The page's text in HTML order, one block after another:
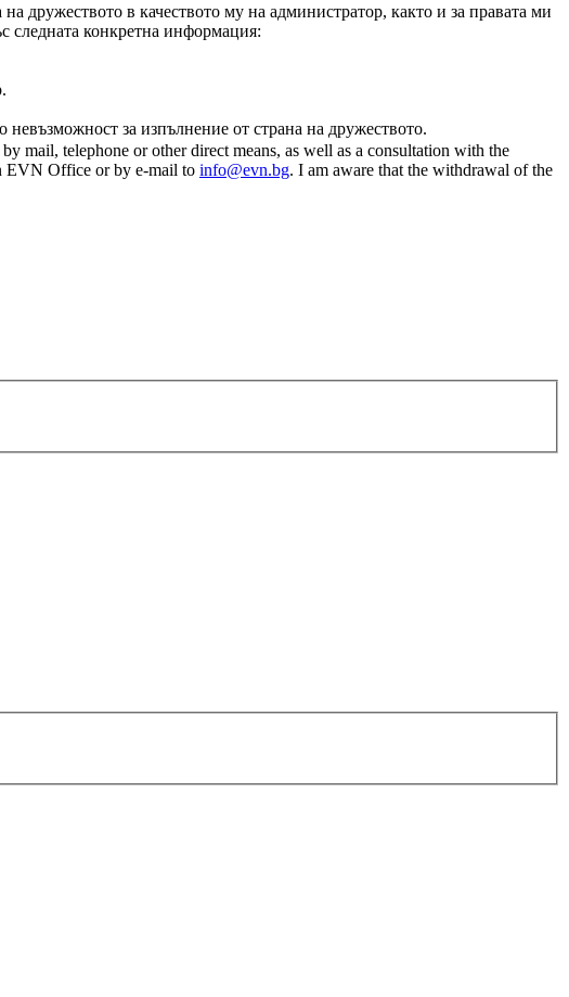
дружеството в качеството му на администратор, както и за правата ми
следната конкретна информация:
за изпълнение от страна на дружеството.
mail, telephone or other direct means, as well as a consultation with the
EVN Office or by e-mail to info@evn.bg. I am aware that the withdrawal of the